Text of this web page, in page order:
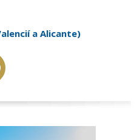
a Alicante)